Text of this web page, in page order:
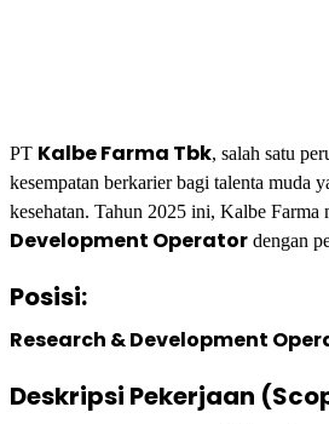
PT Kalbe Farma Tbk, salah satu
kesempatan berkarier bagi talenta muda
kesehatan. Tahun 2025 ini, Kalbe
Development Operator dengan
Posisi:
Research & Development
Deskripsi Pekerjaan